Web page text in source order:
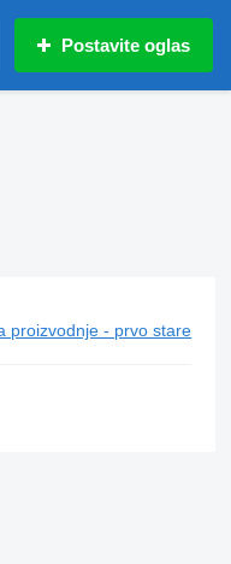
Postavite oglas
proizvodnje - prvo stare